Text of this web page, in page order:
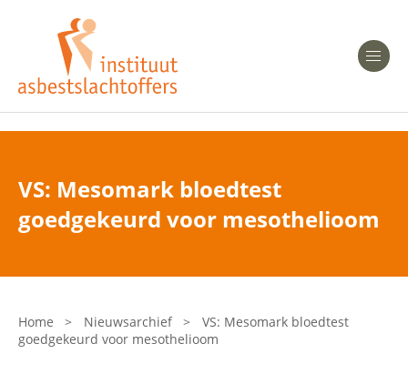
Heeft u Mesothelioom?
Heeft u Asbestose?
Bent u arts?
Asbest en Gezondheid
Laatste nieuws
Onze organisatie
VS: Mesomark bloedtest
goedgekeurd voor mesothelioom
Home > Nieuwsarchief >
VS: Mesomark bloedtest
goedgekeurd voor mesothelioom